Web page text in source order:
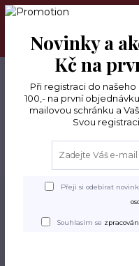
Už máme po dovolené
+420 605 826 940
Po-Pá, 9-18 hod.
Úvod Džínové dámské
Džínová
Novinky a
Kč na
Při registraci do
100,- na první
mailovou schránku a
Svou
Přeji si odebírat
Souhlasím se